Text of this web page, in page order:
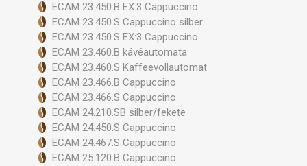
ECAM 23.450.B EX:3 Cappuccino
ECAM 23.450.S Cappuccino silber
ECAM 23.450.S EX:3 Cappuccino
ECAM 23.460.B kávéautomata
ECAM 23.460.S Kaffeevollautomat
ECAM 23.466.B Cappuccino
ECAM 23.466.S Cappuccino
ECAM 24.210.SB silber/fekete
ECAM 24.450.S Cappuccino
ECAM 24.467.S Cappuccino
ECAM 25.120.B Cappuccino